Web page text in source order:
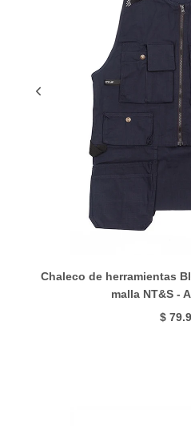
Chaleco de herramientas
malla NT&S -
$